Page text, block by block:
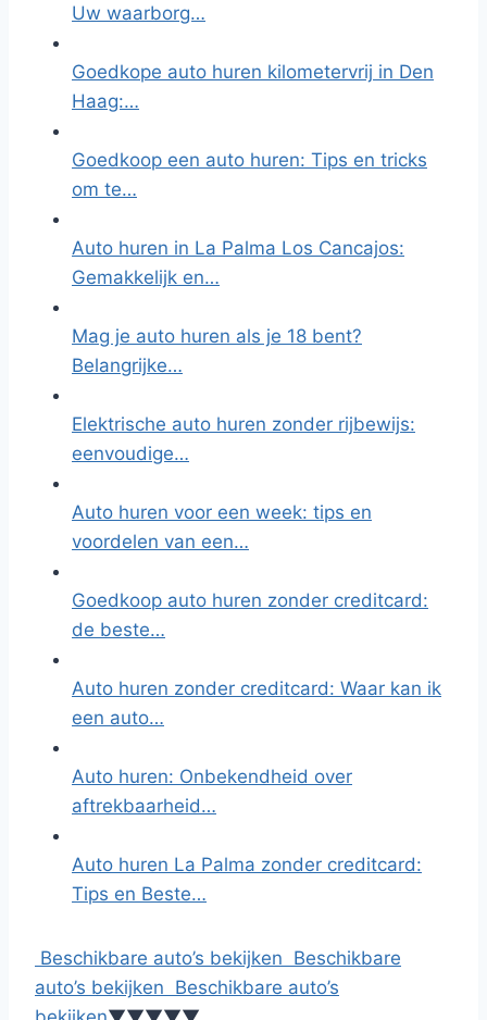
Uw waarborg…
Goedkope auto huren kilometervrij in Den
Haag:…
Goedkoop een auto huren: Tips en tricks
om te…
Auto huren in La Palma Los Cancajos:
Gemakkelijk en…
Mag je auto huren als je 18 bent?
Belangrijke…
Elektrische auto huren zonder rijbewijs:
eenvoudige…
Auto huren voor een week: tips en
voordelen van een…
Goedkoop auto huren zonder creditcard:
de beste…
Auto huren zonder creditcard: Waar kan ik
een auto…
Auto huren: Onbekendheid over
aftrekbaarheid…
Auto huren La Palma zonder creditcard:
Tips en Beste…
Beschikbare auto’s bekijken Beschikbare
auto’s bekijken Beschikbare auto’s